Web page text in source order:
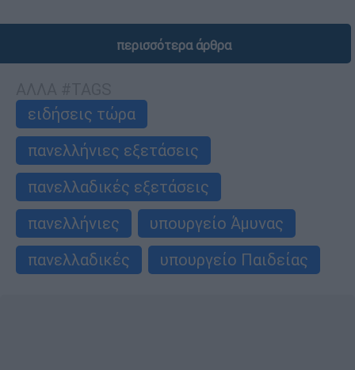
περισσότερα άρθρα
ειδήσεις τώρα
πανελλήνιες εξετάσεις
πανελλαδικές εξετάσεις
πανελλήνιες
υπουργείο Άμυνας
πανελλαδικές
υπουργείο Παιδείας